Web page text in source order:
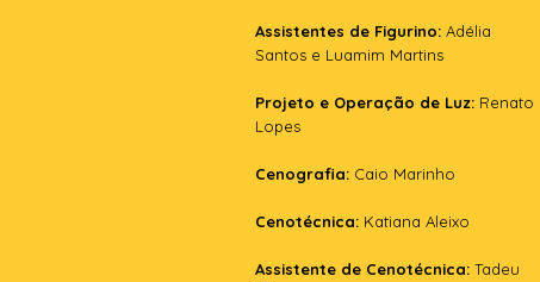
Assistentes de Figurino: Adélia
Santos e Luamim Martins
Projeto e Operação de Luz: Renato
Lopes
Cenografia: Caio Marinho
Cenotécnica: Katiana Aleixo
Assistente de Cenotécnica: Tadeu